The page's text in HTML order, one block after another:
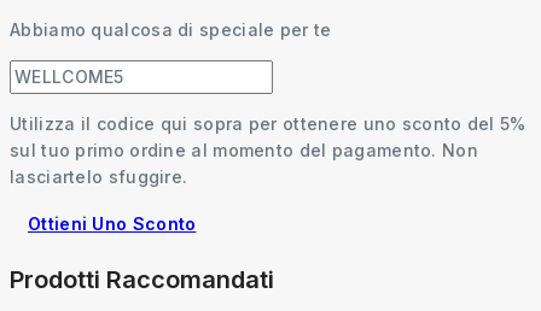
Abbiamo qualcosa di speciale per te
Utilizza il codice qui sopra per ottenere uno sconto del 5%
sul tuo primo ordine al momento del pagamento. Non
lasciartelo sfuggire.
Ottieni Uno Sconto
Prodotti Raccomandati